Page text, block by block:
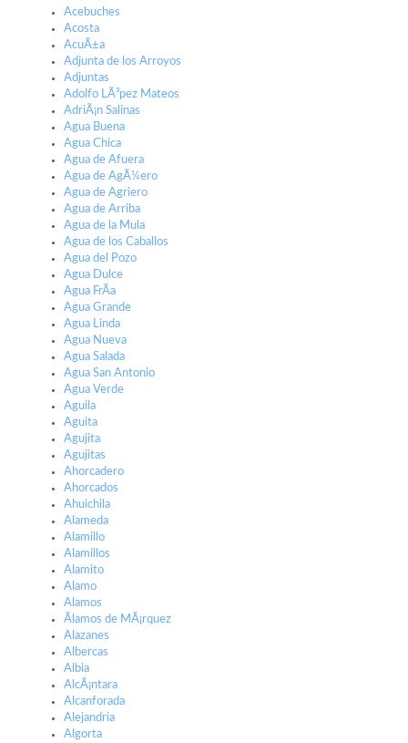
Acebuches
Acosta
AcuÃ±a
Adjunta de los Arroyos
Adjuntas
Adolfo LÃ³pez Mateos
AdriÃ¡n Salinas
Agua Buena
Agua Chica
Agua de Afuera
Agua de AgÃ¼ero
Agua de Agriero
Agua de Arriba
Agua de la Mula
Agua de los Caballos
Agua del Pozo
Agua Dulce
Agua FrÃ­a
Agua Grande
Agua Linda
Agua Nueva
Agua Salada
Agua San Antonio
Agua Verde
Aguila
Aguita
Agujita
Agujitas
Ahorcadero
Ahorcados
Ahuichila
Alameda
Alamillo
Alamillos
Alamito
Alamo
Alamos
Ãlamos de MÃ¡rquez
Alazanes
Albercas
Albia
AlcÃ¡ntara
Alcanforada
Alejandria
Algorta